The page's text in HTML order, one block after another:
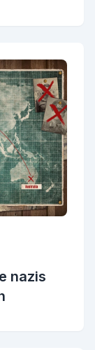
nazis